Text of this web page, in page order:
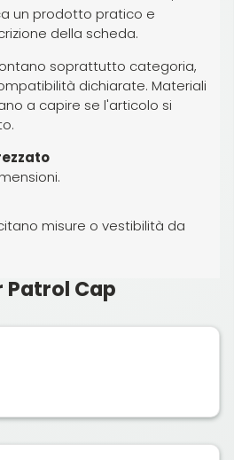
un prodotto pratico e
della scheda.
soprattutto categoria,
dichiarate. Materiali
a capire se l'articolo si
misure o vestibilità da
Patrol Cap